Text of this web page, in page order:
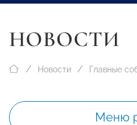
НОВОСТИ
Новости Главные
Меню